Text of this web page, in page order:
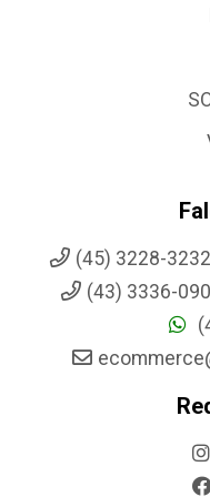
(45) 3228-
(43) 3336-